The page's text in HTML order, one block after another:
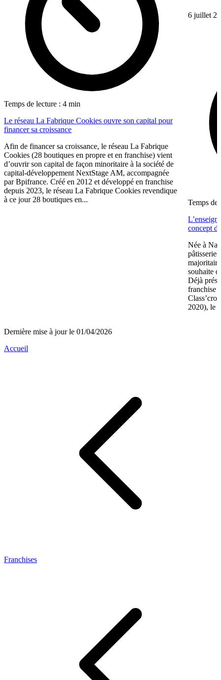
Temps de lecture : 4 min
Le réseau La Fabrique Cookies ouvre son capital pour
financer sa croissance
Afin de financer sa croissance, le réseau La Fabrique
Cookies (28 boutiques en propre et en franchise) vient
d’ouvrir son capital de façon minoritaire à la société de
capital-développement NextStage AM, accompagnée
par Bpifrance. Créé en 2012 et développé en franchise
depuis 2023, le réseau La Fabrique Cookies revendique
à ce jour 28 boutiques en...
6 juillet
Temps de
concept
Née à
souhaite
Déjà
franchise
2020), le
Dernière mise à jour le 01/04/2026
Accueil
Franchises